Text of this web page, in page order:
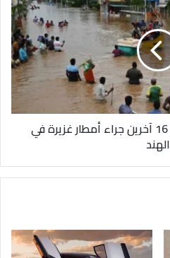
مصرع 15 شخصا وفقدان 16 آخرين جراء أمطار غزيرة في
الهند